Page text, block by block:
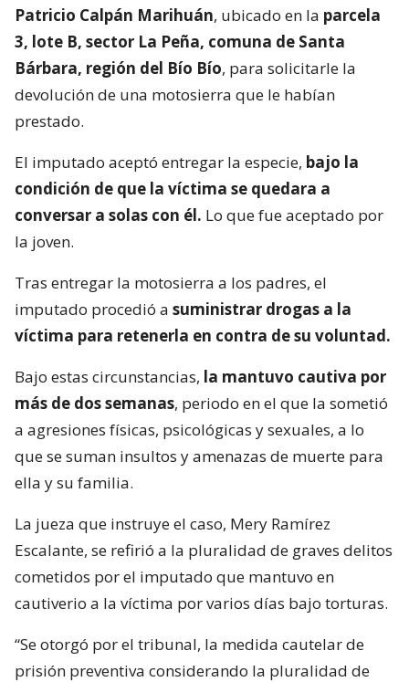
Patricio Calpán Marihuán, ubicado en la parcela
3, lote B, sector La Peña, comuna de Santa
Bárbara, región del Bío Bío, para solicitarle la
devolución de una motosierra que le habían
prestado.
El imputado aceptó entregar la especie, bajo la
condición de que la víctima se quedara a
conversar a solas con él. Lo que fue aceptado por
la joven.
Tras entregar la motosierra a los padres, el
imputado procedió a suministrar drogas a la
víctima para retenerla en contra de su voluntad.
Bajo estas circunstancias, la mantuvo cautiva por
más de dos semanas, periodo en el que la sometió
a agresiones físicas, psicológicas y sexuales, a lo
que se suman insultos y amenazas de muerte para
ella y su familia.
La jueza que instruye el caso, Mery Ramírez
Escalante, se refirió a la pluralidad de graves delitos
cometidos por el imputado que mantuvo en
cautiverio a la víctima por varios días bajo torturas.
“Se otorgó por el tribunal, la medida cautelar de
prisión preventiva considerando la pluralidad de